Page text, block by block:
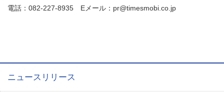
電話：082-227-8935 Eメール：pr@timesmobi.co.jp
ニュースリリース